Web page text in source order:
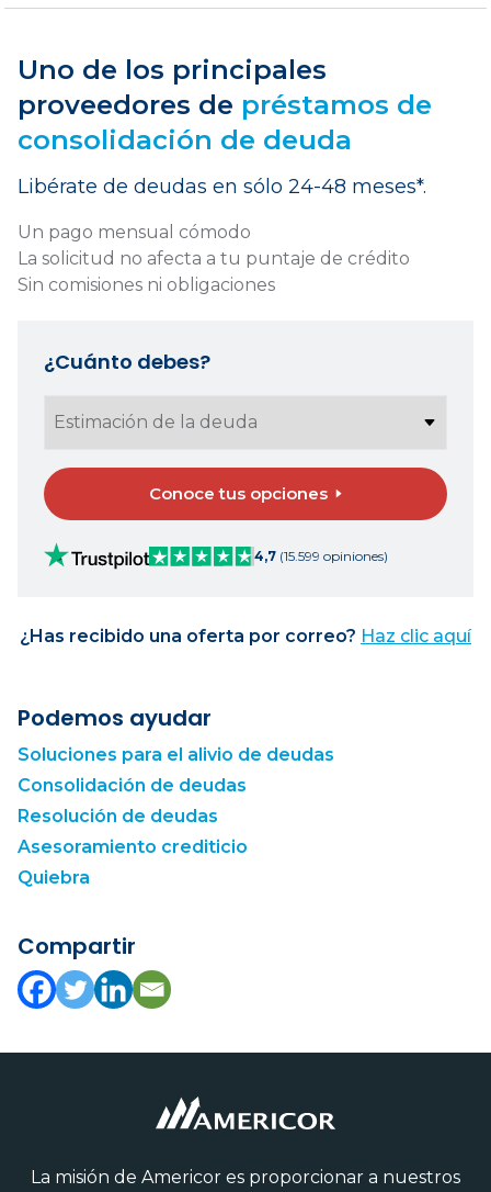
Uno de los principales
proveedores de préstamos de
consolidación de deuda
Libérate de deudas en sólo 24-48 meses*.
Un pago mensual cómodo
La solicitud no afecta a tu puntaje de crédito
Sin comisiones ni obligaciones
¿Cuánto debes?
Conoce tus opciones
4,7 (15.599 opiniones)
¿Has recibido una oferta por correo? Haz clic aquí
Podemos ayudar
Soluciones para el alivio de deudas
Consolidación de deudas
Resolución de deudas
Asesoramiento crediticio
Quiebra
Compartir
La misión de Americor es proporcionar a nuestros